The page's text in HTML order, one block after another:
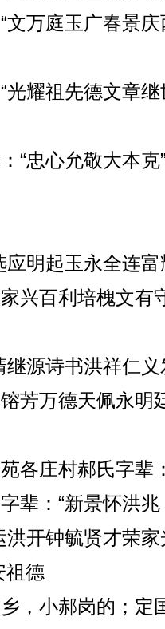
文万庭玉广春景
光耀祖先德文章
“忠心允敬大本克
应明起玉永全连
兴百利培槐文有
继源诗书洪祥仁
芳万德天佩永明
各庄村郝氏字辈
辈：“新景怀洪兆
洪开钟毓贤才荣
祖德
，小郝岗的；定